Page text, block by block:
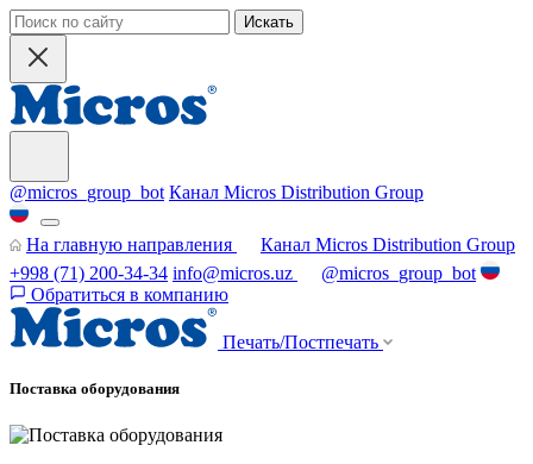
Искать
@micros_group_bot Канал Micros Distribution Group
На главную направления
Канал Micros Distribution Group
+998 (71) 200-34-34 info@micros.uz
@micros_group_bot
Обратиться в компанию
Печать/Постпечать
Поставка оборудования